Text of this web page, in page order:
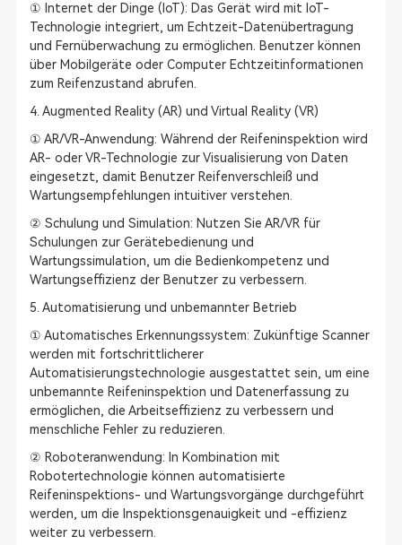
① Internet der Dinge (IoT): Das Gerät wird mit IoT-
Technologie integriert, um Echtzeit-Datenübertragung
und Fernüberwachung zu ermöglichen. Benutzer können
über Mobilgeräte oder Computer Echtzeitinformationen
zum Reifenzustand abrufen.
4. Augmented Reality (AR) und Virtual Reality (VR)
① AR/VR-Anwendung: Während der Reifeninspektion wird
AR- oder VR-Technologie zur Visualisierung von Daten
eingesetzt, damit Benutzer Reifenverschleiß und
Wartungsempfehlungen intuitiver verstehen.
② Schulung und Simulation: Nutzen Sie AR/VR für
Schulungen zur Gerätebedienung und
Wartungssimulation, um die Bedienkompetenz und
Wartungseffizienz der Benutzer zu verbessern.
5. Automatisierung und unbemannter Betrieb
① Automatisches Erkennungssystem: Zukünftige Scanner
werden mit fortschrittlicherer
Automatisierungstechnologie ausgestattet sein, um eine
unbemannte Reifeninspektion und Datenerfassung zu
ermöglichen, die Arbeitseffizienz zu verbessern und
menschliche Fehler zu reduzieren.
② Roboteranwendung: In Kombination mit
Robotertechnologie können automatisierte
Reifeninspektions- und Wartungsvorgänge durchgeführt
werden, um die Inspektionsgenauigkeit und -effizienz
weiter zu verbessern.